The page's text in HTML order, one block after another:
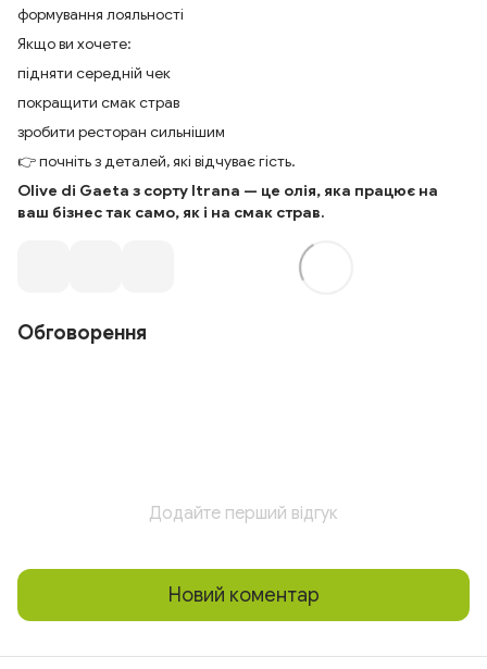
формування лояльності
Якщо ви хочете:
підняти середній чек
покращити смак страв
зробити ресторан сильнішим
👉 почніть з деталей, які відчуває гість.
Olive di Gaeta з сорту Itrana — це олія, яка працює на
ваш бізнес так само, як і на смак страв.
Обговорення
Додайте перший відгук
Новий коментар